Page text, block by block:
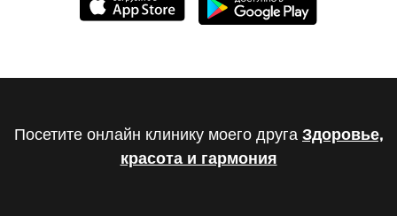
Посетите онлайн клинику моего друга Здоровье,
красота и гармония